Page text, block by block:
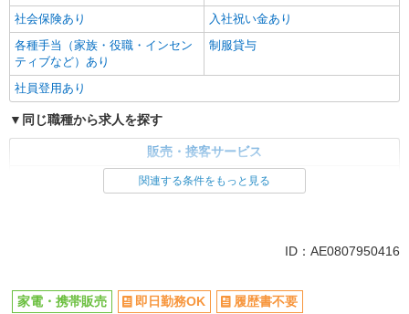
社会保険あり
入社祝い金あり
各種手当（家族・役職・インセン
ティブなど）あり
制服貸与
社員登用あり
同じ職種から求人を探す
販売・接客サービス
日払い
車通勤OK
関連する条件をもっと見る
ID：AE0807950416
家電・携帯販売 即日勤務OK
履歴書不要